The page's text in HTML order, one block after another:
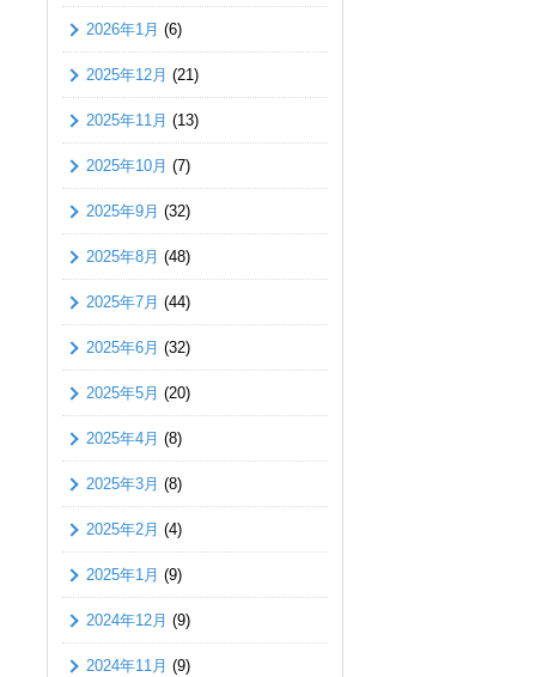
2026年1月 (6)
2025年12月 (21)
2025年11月 (13)
2025年10月 (7)
2025年9月 (32)
2025年8月 (48)
2025年7月 (44)
2025年6月 (32)
2025年5月 (20)
2025年4月 (8)
2025年3月 (8)
2025年2月 (4)
2025年1月 (9)
2024年12月 (9)
2024年11月 (9)